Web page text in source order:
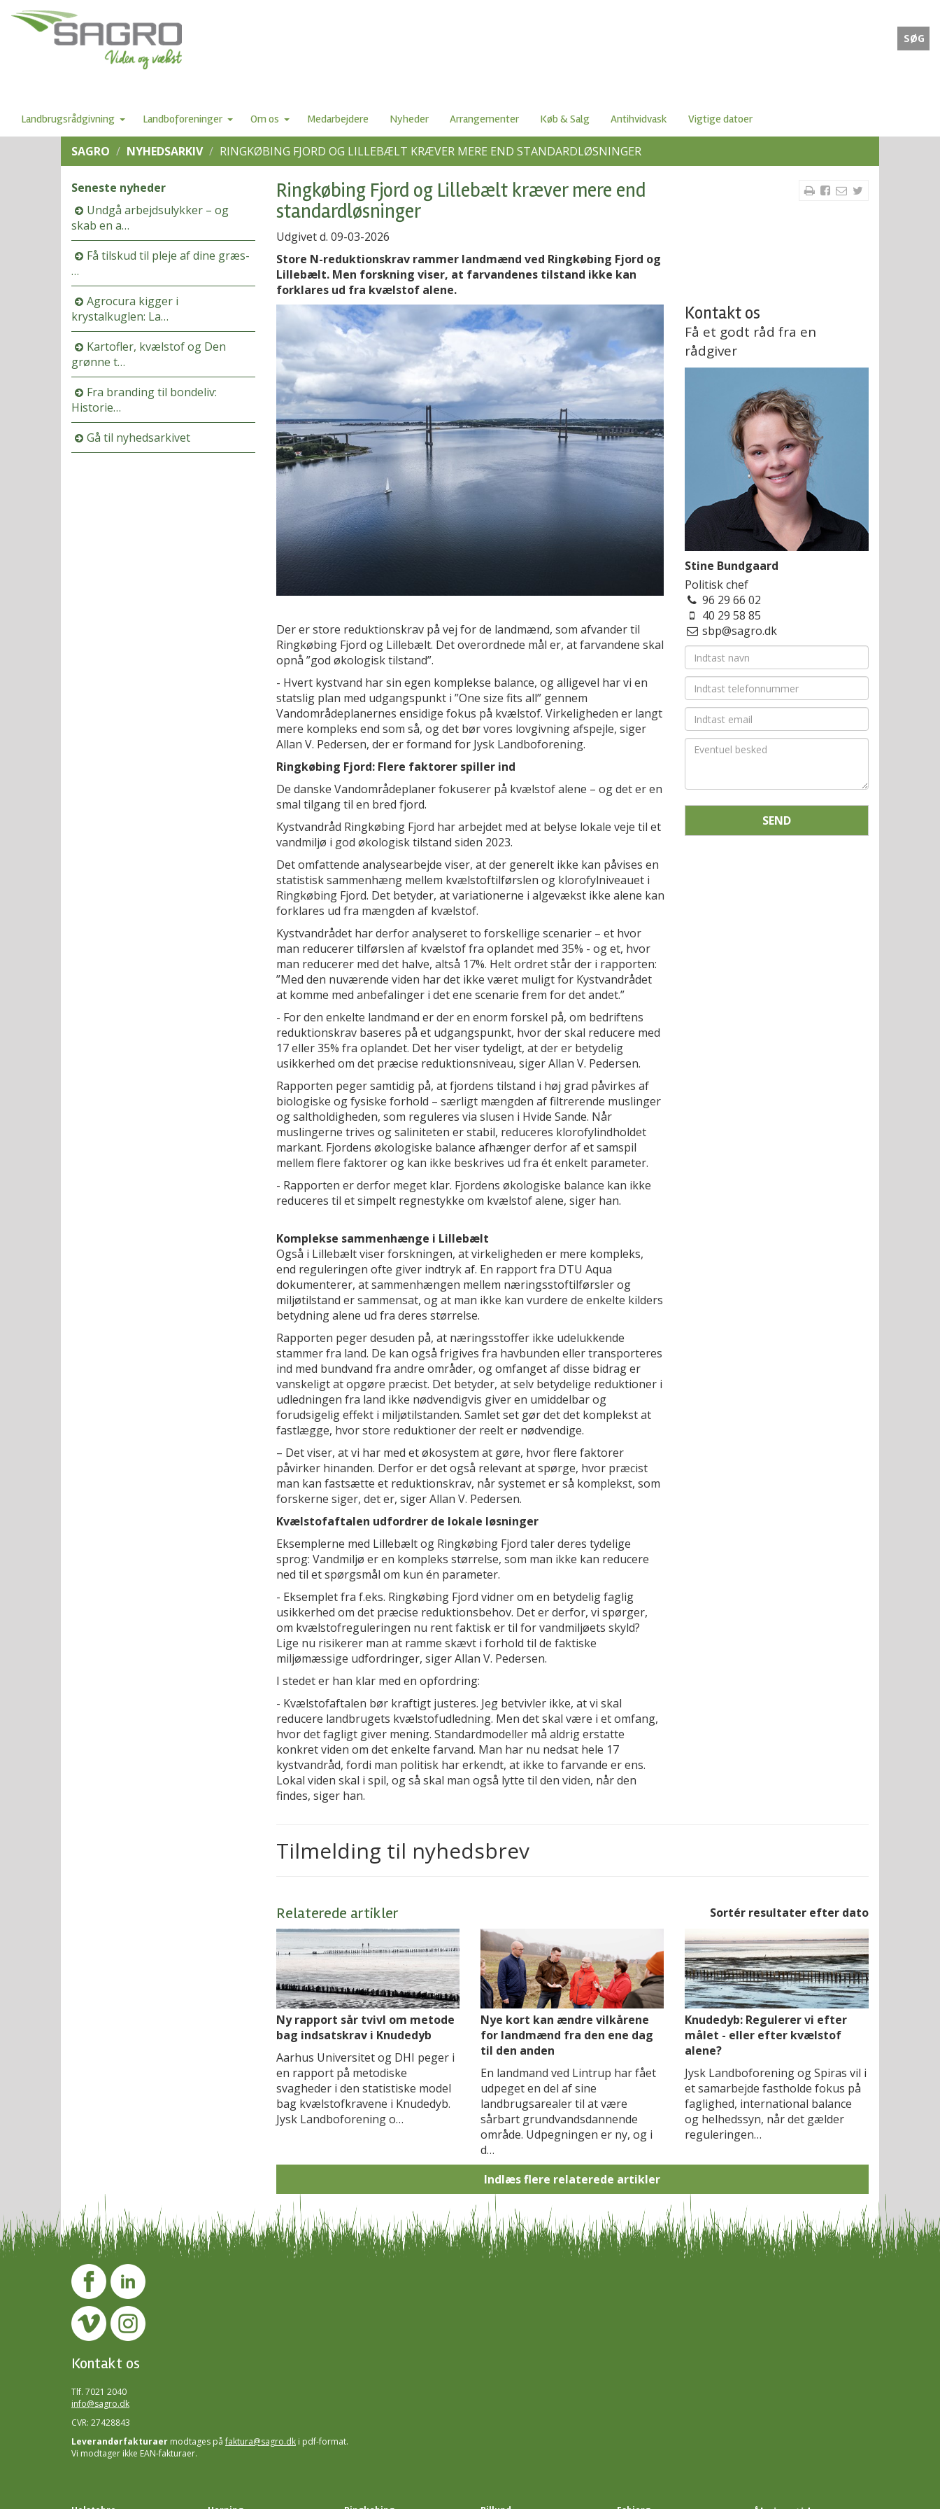
Landbrugsrådgivning Landboforeninger Om os Medarbejdere Nyheder Arrangementer Køb & Salg Antihvidvask Vigtige datoer
SØG
SAGRO NYHEDSARKIV RINGKØBING FJORD OG LILLEBÆLT KRÆVER MERE END STANDARDLØSNINGER
Seneste nyheder
Undgå arbejdsulykker – og
skab en a…
Få tilskud til pleje af dine græs-
…
Agrocura kigger i
krystalkuglen: La…
Kartofler, kvælstof og Den
grønne t…
Fra branding til bondeliv:
Historie…
Gå til nyhedsarkivet
Ringkøbing Fjord og Lillebælt kræver mere end
standardløsninger
Udgivet d. 09-03-2026
Store N-reduktionskrav rammer landmænd ved Ringkøbing Fjord og
Lillebælt. Men forskning viser, at farvandenes tilstand ikke kan
forklares ud fra kvælstof alene.
Der er store reduktionskrav på vej for de landmænd, som afvander til
Ringkøbing Fjord og Lillebælt. Det overordnede mål er, at farvandene skal
opnå ”god økologisk tilstand”.
- Hvert kystvand har sin egen komplekse balance, og alligevel har vi en
statslig plan med udgangspunkt i ”One size fits all” gennem
Vandområdeplanernes ensidige fokus på kvælstof. Virkeligheden er langt
mere kompleks end som så, og det bør vores lovgivning afspejle, siger
Allan V. Pedersen, der er formand for Jysk Landboforening.
Ringkøbing Fjord: Flere faktorer spiller ind
De danske Vandområdeplaner fokuserer på kvælstof alene – og det er en
smal tilgang til en bred fjord.
Kystvandråd Ringkøbing Fjord har arbejdet med at belyse lokale veje til et
vandmiljø i god økologisk tilstand siden 2023.
Det omfattende analysearbejde viser, at der generelt ikke kan påvises en
statistisk sammenhæng mellem kvælstoftilførslen og klorofylniveauet i
Ringkøbing Fjord. Det betyder, at variationerne i algevækst ikke alene kan
forklares ud fra mængden af kvælstof.
Kystvandrådet har derfor analyseret to forskellige scenarier – et hvor
man reducerer tilførslen af kvælstof fra oplandet med 35% - og et, hvor
man reducerer med det halve, altså 17%. Helt ordret står der i rapporten:
”Med den nuværende viden har det ikke været muligt for Kystvandrådet
at komme med anbefalinger i det ene scenarie frem for det andet.”
- For den enkelte landmand er der en enorm forskel på, om bedriftens
reduktionskrav baseres på et udgangspunkt, hvor der skal reducere med
17 eller 35% fra oplandet. Det her viser tydeligt, at der er betydelig
usikkerhed om det præcise reduktionsniveau, siger Allan V. Pedersen.
Rapporten peger samtidig på, at fjordens tilstand i høj grad påvirkes af
biologiske og fysiske forhold – særligt mængden af filtrerende muslinger
og saltholdigheden, som reguleres via slusen i Hvide Sande. Når
muslingerne trives og saliniteten er stabil, reduceres klorofylindholdet
markant. Fjordens økologiske balance afhænger derfor af et samspil
mellem flere faktorer og kan ikke beskrives ud fra ét enkelt parameter.
- Rapporten er derfor meget klar. Fjordens økologiske balance kan ikke
reduceres til et simpelt regnestykke om kvælstof alene, siger han.
Komplekse sammenhænge i Lillebælt
Også i Lillebælt viser forskningen, at virkeligheden er mere kompleks,
end reguleringen ofte giver indtryk af. En rapport fra DTU Aqua
dokumenterer, at sammenhængen mellem næringsstoftilførsler og
miljøtilstand er sammensat, og at man ikke kan vurdere de enkelte kilders
betydning alene ud fra deres størrelse.
Rapporten peger desuden på, at næringsstoffer ikke udelukkende
stammer fra land. De kan også frigives fra havbunden eller transporteres
ind med bundvand fra andre områder, og omfanget af disse bidrag er
vanskeligt at opgøre præcist. Det betyder, at selv betydelige reduktioner i
udledningen fra land ikke nødvendigvis giver en umiddelbar og
forudsigelig effekt i miljøtilstanden. Samlet set gør det det komplekst at
fastlægge, hvor store reduktioner der reelt er nødvendige.
– Det viser, at vi har med et økosystem at gøre, hvor flere faktorer
påvirker hinanden. Derfor er det også relevant at spørge, hvor præcist
man kan fastsætte et reduktionskrav, når systemet er så komplekst, som
forskerne siger, det er, siger Allan V. Pedersen.
Kvælstofaftalen udfordrer de lokale løsninger
Eksemplerne med Lillebælt og Ringkøbing Fjord taler deres tydelige
sprog: Vandmiljø er en kompleks størrelse, som man ikke kan reducere
ned til et spørgsmål om kun én parameter.
- Eksemplet fra f.eks. Ringkøbing Fjord vidner om en betydelig faglig
usikkerhed om det præcise reduktionsbehov. Det er derfor, vi spørger,
om kvælstofreguleringen nu rent faktisk er til for vandmiljøets skyld?
Lige nu risikerer man at ramme skævt i forhold til de faktiske
miljømæssige udfordringer, siger Allan V. Pedersen.
I stedet er han klar med en opfordring:
- Kvælstofaftalen bør kraftigt justeres. Jeg betvivler ikke, at vi skal
reducere landbrugets kvælstofudledning. Men det skal være i et omfang,
hvor det fagligt giver mening. Standardmodeller må aldrig erstatte
konkret viden om det enkelte farvand. Man har nu nedsat hele 17
kystvandråd, fordi man politisk har erkendt, at ikke to farvande er ens.
Lokal viden skal i spil, og så skal man også lytte til den viden, når den
findes, siger han.
Kontakt os
Få et godt råd fra en
rådgiver
Stine Bundgaard
Politisk chef
96 29 66 02
40 29 58 85
sbp@sagro.dk
SEND
Tilmelding til nyhedsbrev
Sortér resultater efter dato
Relaterede artikler
Ny rapport sår tvivl om metode
bag indsatskrav i Knudedyb
Aarhus Universitet og DHI peger i
en rapport på metodiske
svagheder i den statistiske model
bag kvælstofkravene i Knudedyb.
Jysk Landboforening o…
Nye kort kan ændre vilkårene
for landmænd fra den ene dag
til den anden
En landmand ved Lintrup har fået
udpeget en del af sine
landbrugsarealer til at være
sårbart grundvandsdannende
område. Udpegningen er ny, og i
d…
Knudedyb: Regulerer vi efter
målet - eller efter kvælstof
alene?
Jysk Landboforening og Spiras vil i
et samarbejde fastholde fokus på
faglighed, international balance
og helhedssyn, når det gælder
reguleringen…
Indlæs flere relaterede artikler
Kontakt os
Tlf. 7021 2040
info@sagro.dk
CVR: 27428843
Leverandørfakturaer modtages påfaktura@sagro.dk i pdf-format.
Vi modtager ikke EAN-fakturaer.